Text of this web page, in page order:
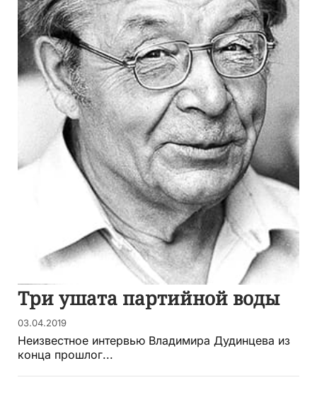
Три ушата партийной воды
03.04.2019
Неизвестное интервью Владимира Дудинцева из
конца прошлог...